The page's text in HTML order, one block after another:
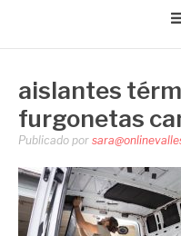
aislantes
furgonetas
Publicado por